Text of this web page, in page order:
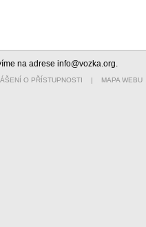
na adrese info@vozka.org.
O PŘÍSTUPNOSTI | MAPA WEBU